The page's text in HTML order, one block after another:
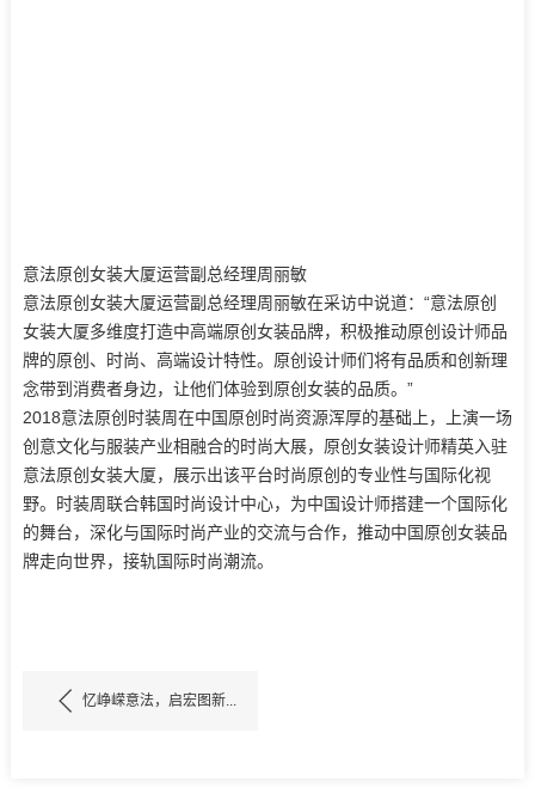
意法原创女装大厦运营副总经理周丽敏
意法原创女装大厦运营副总经理周丽敏在采访中说道：“意法原创
女装大厦多维度打造中高端原创女装品牌，积极推动原创设计师品
牌的原创、时尚、高端设计特性。原创设计师们将有品质和创新理
念带到消费者身边，让他们体验到原创女装的品质。”
2018意法原创时装周在中国原创时尚资源浑厚的基础上，上演一场
创意文化与服装产业相融合的时尚大展，原创女装设计师精英入驻
意法原创女装大厦，展示出该平台时尚原创的专业性与国际化视
野。时装周联合韩国时尚设计中心，为中国设计师搭建一个国际化
的舞台，深化与国际时尚产业的交流与合作，推动中国原创女装品
牌走向世界，接轨国际时尚潮流。
忆峥嵘意法，启宏图新...